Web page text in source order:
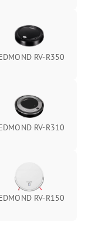
RV-R350
RV-R310
RV-R150